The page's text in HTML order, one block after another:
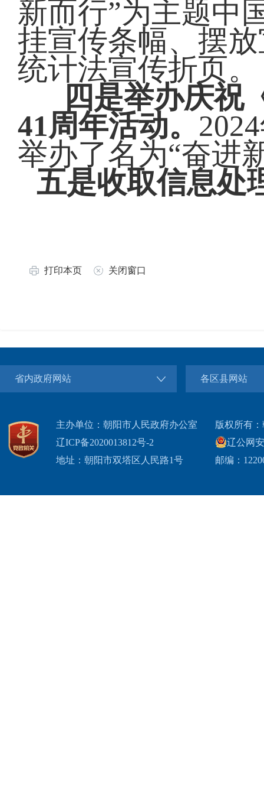
新而行”为主题中
挂宣传条幅、摆
统计法宣传折页。
四是举办庆祝
41周年活动。
举办了名为“奋进
五是收取信息处
打印本页 关闭窗口
省内政府网站 各区县网站
主办单位：朝阳市人民政府办公室
辽ICP备2020013812号-2
地址：朝阳市双塔区人民路1号
版权所有
辽公网
邮编：